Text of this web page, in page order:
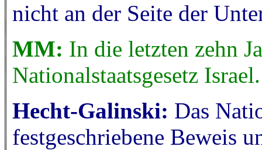
nicht an der Seite der
MM: In die letzten zehn
Nationalstaatsgesetz
Hecht-Galinski: Das
festgeschriebene Beweis